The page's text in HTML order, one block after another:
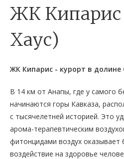
ЖК Кипарис
Хаус)
ЖК Кипарис - курорт в долине
В 14 км от Анапы, где у самого
начинаются горы Кавказа,
с тысячелетней историей. Это
арома-терапевтическим
фитонцидами воздух оказывает
воздействие на здоровье